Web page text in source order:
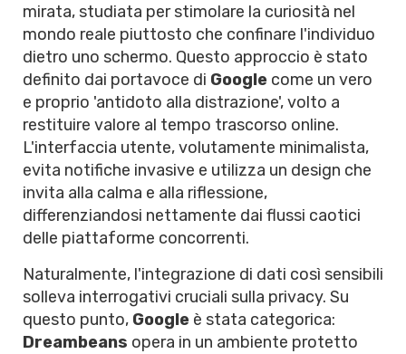
mirata, studiata per stimolare la curiosità nel
mondo reale piuttosto che confinare l'individuo
dietro uno schermo. Questo approccio è stato
definito dai portavoce di Google come un vero
e proprio 'antidoto alla distrazione', volto a
restituire valore al tempo trascorso online.
L'interfaccia utente, volutamente minimalista,
evita notifiche invasive e utilizza un design che
invita alla calma e alla riflessione,
differenziandosi nettamente dai flussi caotici
delle piattaforme concorrenti.
Naturalmente, l'integrazione di dati così sensibili
solleva interrogativi cruciali sulla privacy. Su
questo punto, Google è stata categorica:
Dreambeans opera in un ambiente protetto